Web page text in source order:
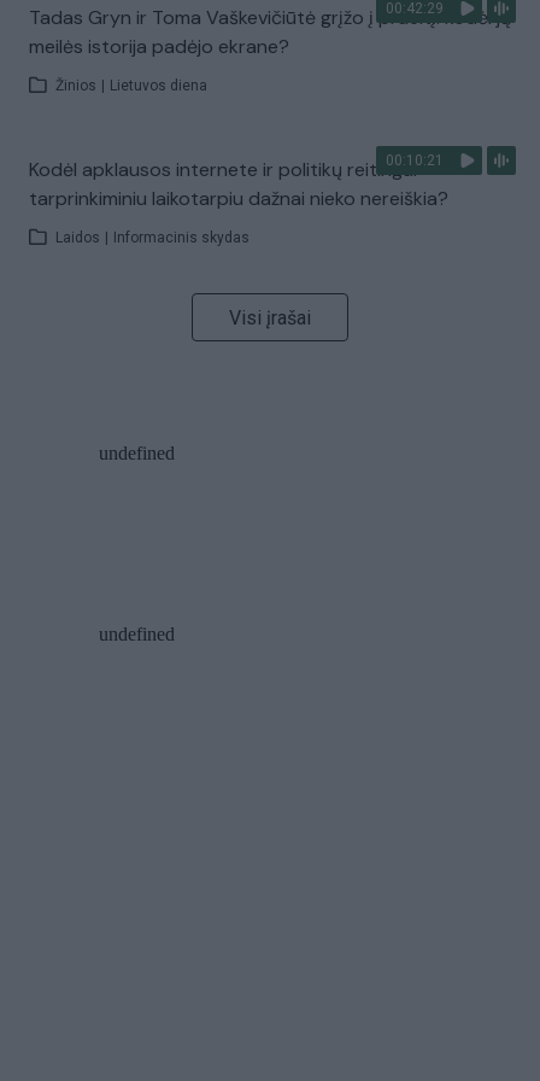
00:42:29
Tadas Gryn ir Toma Vaškevičiūtė grįžo į praeitį: kodėl jų
meilės istorija padėjo ekrane?
Žinios Lietuvos diena
00:10:21
Kodėl apklausos internete ir politikų reitingai
tarprinkiminiu laikotarpiu dažnai nieko nereiškia?
Laidos Informacinis skydas
Visi įrašai